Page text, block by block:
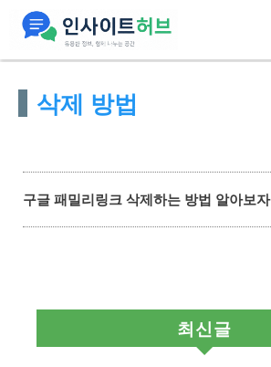
삭제 방법
구글 패밀리링크 삭제하는 방법 알아보자
최신글